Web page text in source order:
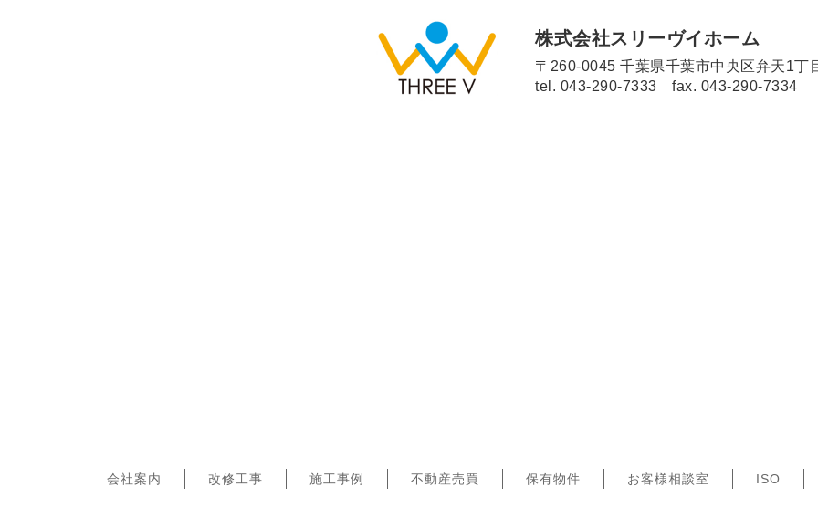
株式会社スリーヴイホーム
〒260-0045 千葉県千葉市中央区弁天1丁
tel. 043-290-7333 fax. 043-290-7334
会社案内 改修工事 施工事例 不動産売買 保有物件 お客様相談室 ISO